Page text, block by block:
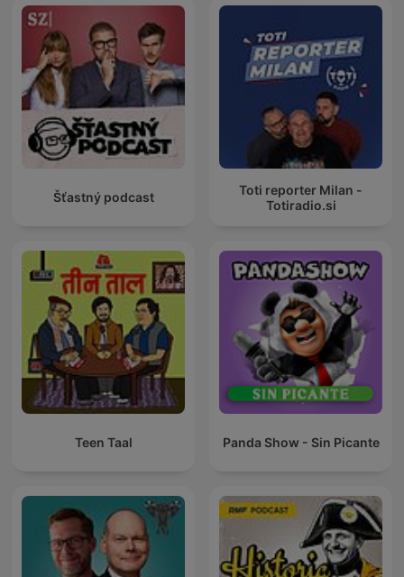
Šťastný podcast
Toti reporter Milan -
Totiradio.si
Teen Taal Panda Show - Sin Picante